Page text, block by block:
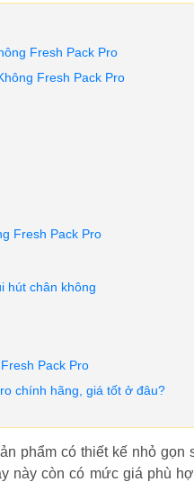
Fresh Pack Pro
Fresh Pack Pro
Fresh Pack Pro
hút chân không
Pack Pro
chính hãng, giá tốt ở đâu?
phẩm có thiết kế nhỏ
này còn có mức giá phù